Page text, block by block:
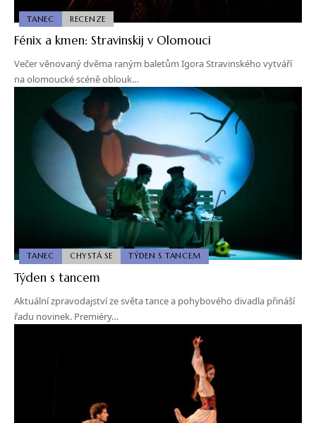
TANEC RECENZE
Fénix a kmen: Stravinskij v Olomouci
Večer věnovaný dvěma raným baletům Igora Stravinského vytváří
na olomoucké scéně oblouk…
TANEC CHYSTÁ SE TÝDEN S TANCEM
Týden s tancem
Aktuální zpravodajství ze světa tance a pohybového divadla přináší
řadu novinek. Premiéry…